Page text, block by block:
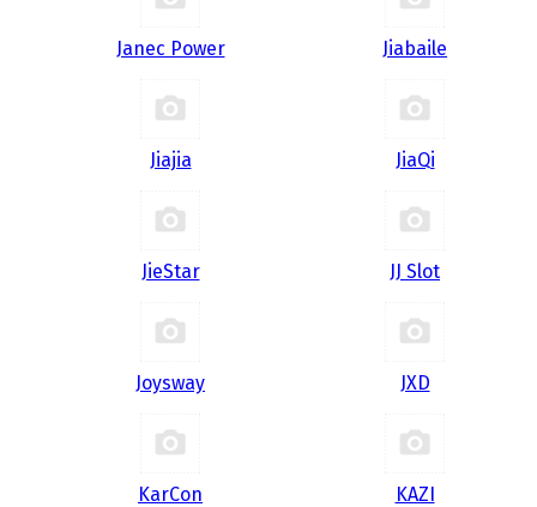
Janec Power Jiabaile
Jiajia JiaQi
JieStar JJ Slot
Joysway JXD
KarCon KAZI